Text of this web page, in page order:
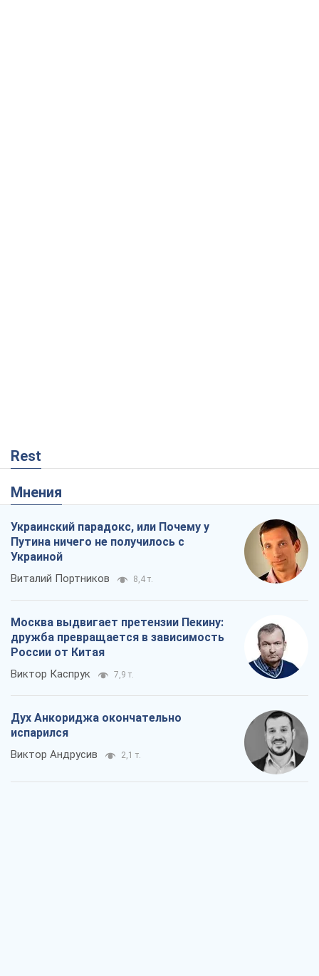
Rest
Мнения
Украинский парадокс, или Почему у
Путина ничего не получилось с
Украиной
Виталий Портников 8,4 т.
Москва выдвигает претензии Пекину:
дружба превращается в зависимость
России от Китая
Виктор Каспрук 7,9 т.
Дух Анкориджа окончательно
испарился
Виктор Андрусив 2,1 т.